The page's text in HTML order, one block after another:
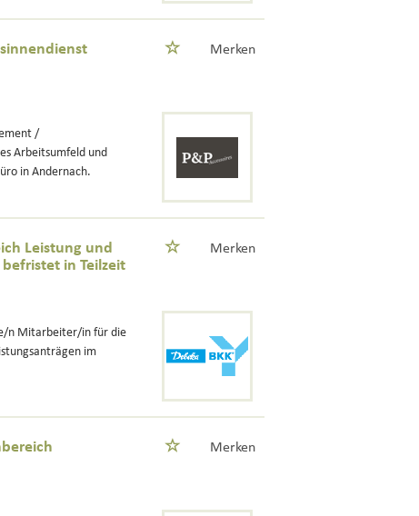
Merken
/
Arbeitsumfeld und
in Andernach.
Leistung und
in Teilzeit
Merken
n Mitarbeiter/in für die
im
Merken